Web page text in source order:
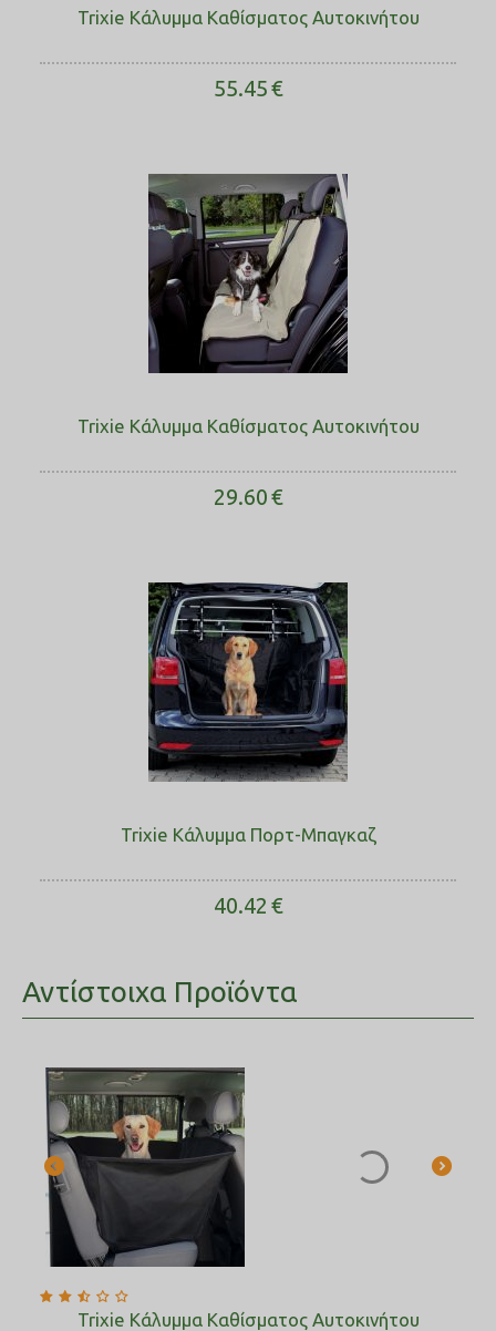
Trixie Κάλυμμα Καθίσματος Αυτοκινήτου
55.45€
Trixie Κάλυμμα Καθίσματος Αυτοκινήτου
29.60€
Trixie Κάλυμμα Πορτ-Μπαγκαζ
40.42 €
Αντίστοιχα Προϊόντα
Trixie Κάλυμμα Καθίσματος Αυτοκινήτου